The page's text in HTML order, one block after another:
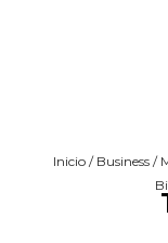
Inicio/ Business/